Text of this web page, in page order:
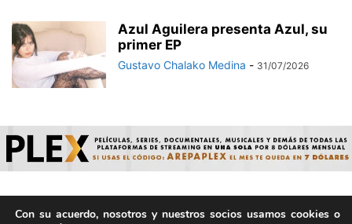
Azul Aguilera presenta Azul, su
primer EP
Gustavo Chalako Medina - 31/07/2026
© ArepaVolatil.Com 2021-2025 - Hecho por humanos, no por
Con su acuerdo, nosotros y nuestros socios usamos cookies o